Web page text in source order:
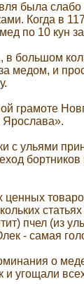
была
Когда в
по 10 кун
в большом
медом, и
грамоте
Ярослава».
с ульями
пчел (из
- самая
о
угощали